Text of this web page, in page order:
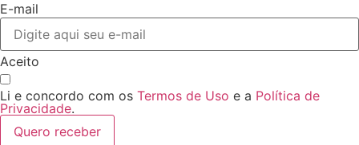
E-mail
Aceito
Li e concordo com os Termos de Uso e a Política de
Privacidade.
Quero receber